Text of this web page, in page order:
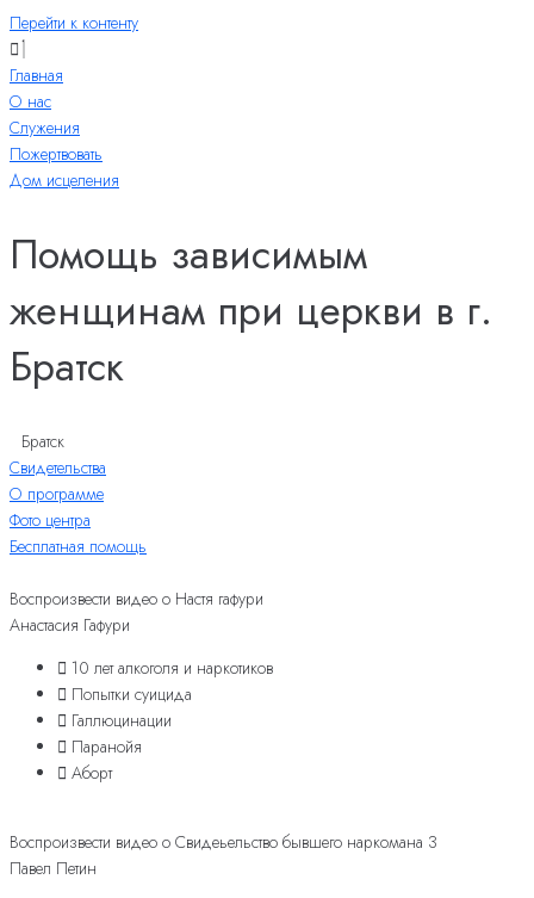
Перейти к контенту
Главная
О нас
Служения
Пожертвовать
Дом исцеления
Помощь зависимым
женщинам при церкви в г.
Братск
Братск
Свидетельства
О программе
Фото центра
Бесплатная помощь
Воспроизвести видео о Настя гафури
Анастасия Гафури
10 лет алкоголя и наркотиков
Попытки суицида
Галлюцинации
Паранойя
Аборт
Воспроизвести видео о Свидеьельство бывшего наркомана 3
Павел Петин